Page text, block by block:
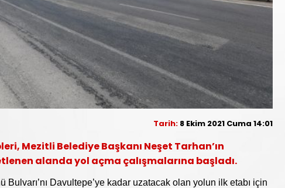
Tarih: 8 Ekim 2021 Cuma 14:01
Mezitli Belediye Başkanı Neşet Tarhan’ın
alanda yol açma çalışmalarına başladı.
Davultepe’ye kadar uzatacak olan yolun ilk etabı için